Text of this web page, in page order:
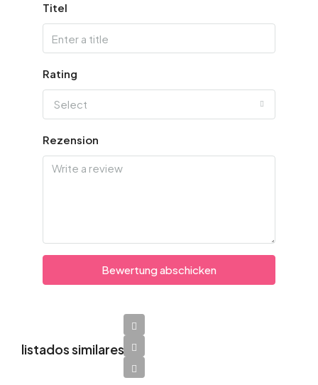
Titel
Rating
Select
Rezension
Bewertung abschicken
listados similares